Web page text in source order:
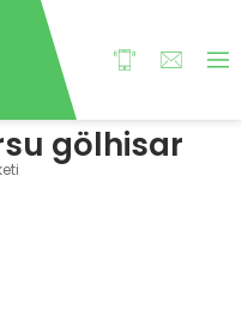
gölhisar